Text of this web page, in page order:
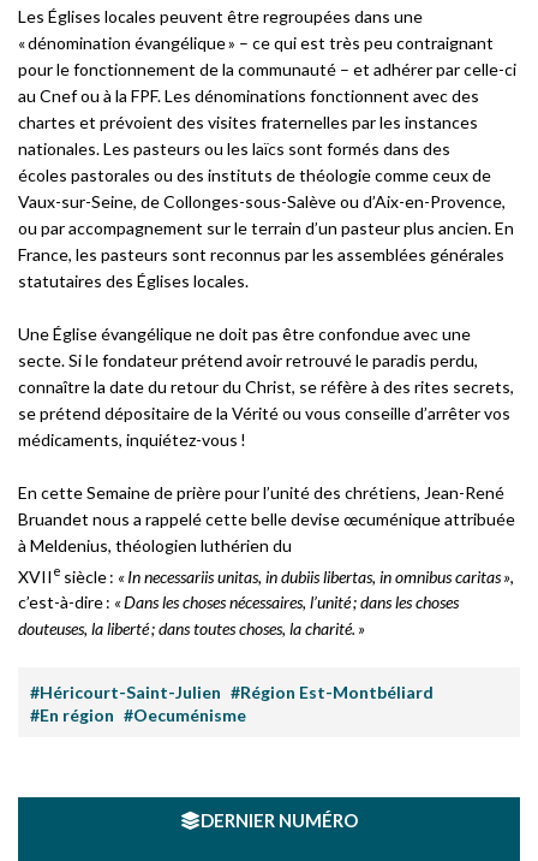
Les Églises locales peuvent être regroupées dans une
« dénomination évangélique » – ce qui est très peu contraignant
pour le fonctionnement de la communauté – et adhérer par celle-ci
au Cnef ou à la FPF. Les dénominations fonctionnent avec des
chartes et prévoient des visites fraternelles par les instances
nationales. Les pasteurs ou les laïcs sont formés dans des
écoles pastorales ou des instituts de théologie comme ceux de
Vaux-sur-Seine, de Collonges-sous-Salève ou d’Aix-en-Provence,
ou par accompagnement sur le terrain d’un pasteur plus ancien. En
France, les pasteurs sont reconnus par les assemblées générales
statutaires des Églises locales.
Une Église évangélique ne doit pas être confondue avec une
secte. Si le fondateur prétend avoir retrouvé le paradis perdu,
connaître la date du retour du Christ, se réfère à des rites secrets,
se prétend dépositaire de la Vérité ou vous conseille d’arrêter vos
médicaments, inquiétez-vous !
En cette Semaine de prière pour l’unité des chrétiens, Jean-René
Bruandet nous a rappelé cette belle devise œcuménique attribuée
à Meldenius, théologien luthérien du
XVII e siècle : «In necessariis unitas, in dubiis libertas, in omnibus caritas»
c’est-à-dire : « Dans les choses nécessaires, l’unité ; dans les choses
douteuses, la liberté ; dans toutes choses, la charité. »
#Héricourt-Saint-Julien #Région Est-Montbéliard
#En région #Oecuménisme
DERNIER NUMÉRO